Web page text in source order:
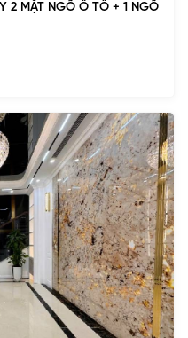
2 MẶT NGÕ Ô TÔ + 1 NGÕ